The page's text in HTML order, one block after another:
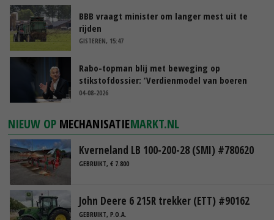
BBB vraagt minister om langer mest uit te
rijden
GISTEREN, 15:47
Rabo-topman blij met beweging op
stikstofdossier: ‘Verdienmodel van boeren
blijft cruciaal’
04-08-2026
NIEUW OP MECHANISATIEMARKT.NL
Kverneland LB 100-200-28 (SMI) #780620
GEBRUIKT, € 7.800
John Deere 6 215R trekker (ETT) #90162
GEBRUIKT, P.O.A.